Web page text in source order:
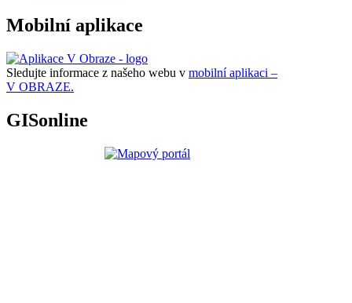
Mobilní aplikace
Sledujte informace z našeho webu v mobilní aplikaci –
V OBRAZE.
GISonline